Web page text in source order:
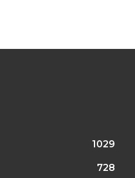
1029
728